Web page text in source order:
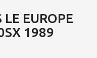
LE EUROPE
1989